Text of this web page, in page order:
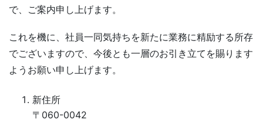
で、ご案内申し上げます。
これを機に、社員一同気持ちを新たに業務に精励する所存
でございますので、今後とも一層のお引き立てを賜ります
ようお願い申し上げます。
新住所
〒060-0042